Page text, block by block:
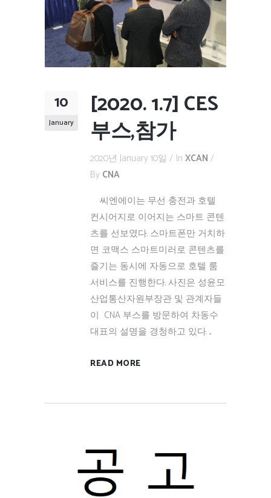
10
January
[2020. 1.7] CES
부스,참가
2020년 January 10일 In XCAN
By CNA
씨엔에이는 무선 충전과 호텔
컨시어지로 이어지는 스마트 콘텐
츠를 선보였다. 스마트폰만 거치하
면 코맥스 스마트미러로 콘텐츠를
즐기는 동시에 자동으로 호텔 룸
서비스를 진행한다. 사진은 성윤모
산업통산자원부장관 및 관계자들
이 CNA 부스를 방문하여 차동수
대표의 설명을 경청하고 있다. ...
READ MORE